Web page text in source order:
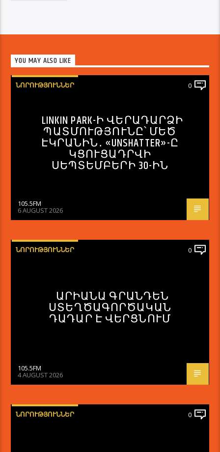
YOU MAY ALSO LIKE
ՆՈՐՈՒԹՅՈՒՆՆԵՐ 0
LINKIN PARK-Ի ՎԵՐԱԴԱՐՁԻ
ՊԱՏՄՈՒԹՅՈՒՆԸ՝ ՄԵԾ
ԷԿՐԱՆԻՆ․ «UNSHATTER»-Ը
ԿՑՈՒՑԱԴՐՎԻ
ՍԵՊՏԵՄԲԵՐԻ 30-ԻՆ
105.5FM
6 AUGUST 2026
ՆՈՐՈՒԹՅՈՒՆՆԵՐ 0
ԱՐԻԱՆԱ ԳՐԱՆԴԵՆ
ՍՏԵՂԾԱԳՈՐԾԱԿԱՆ
ԴԱԴԱՐ Է ՎԵՐՑՆՈՒՄ
105.5FM
4 AUGUST 2026
ՆՈՐՈՒԹՅՈՒՆՆԵՐ 0